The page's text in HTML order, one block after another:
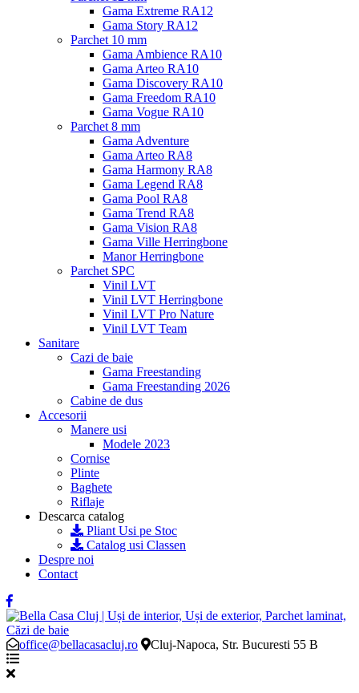
Gama Extreme RA12
Gama Story RA12
Parchet 10 mm
Gama Ambience RA10
Gama Arteo RA10
Gama Discovery RA10
Gama Freedom RA10
Gama Vogue RA10
Parchet 8 mm
Gama Adventure
Gama Arteo RA8
Gama Harmony RA8
Gama Legend RA8
Gama Pool RA8
Gama Trend RA8
Gama Vision RA8
Gama Ville Herringbone
Manor Herringbone
Parchet SPC
Vinil LVT
Vinil LVT Herringbone
Vinil LVT Pro Nature
Vinil LVT Team
Sanitare
Cazi de baie
Gama Freestanding
Gama Freestanding 2026
Cabine de dus
Accesorii
Manere usi
Modele 2023
Cornise
Plinte
Baghete
Riflaje
Descarca catalog
Pliant Usi pe Stoc
Catalog usi Classen
Despre noi
Contact
office@bellacasacluj.ro Cluj-Napoca, Str. Bucuresti 55 B